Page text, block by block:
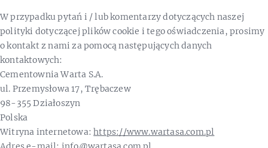
W przypadku pytań i / lub komentarzy dotyczących naszej
polityki dotyczącej plików cookie i tego oświadczenia, prosimy
o kontakt z nami za pomocą następujących danych
kontaktowych:
Cementownia Warta S.A.
ul. Przemysłowa 17, Trębaczew
98-355 Działoszyn
Polska
Witryna internetowa:https://www.wartasa.com.pl